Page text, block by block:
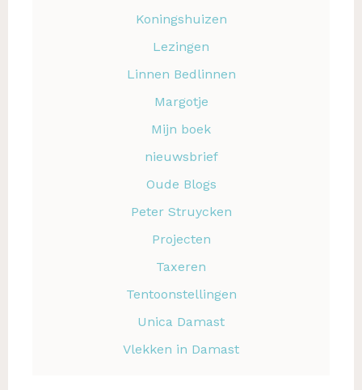
Koningshuizen
Lezingen
Linnen Bedlinnen
Margotje
Mijn boek
nieuwsbrief
Oude Blogs
Peter Struycken
Projecten
Taxeren
Tentoonstellingen
Unica Damast
Vlekken in Damast